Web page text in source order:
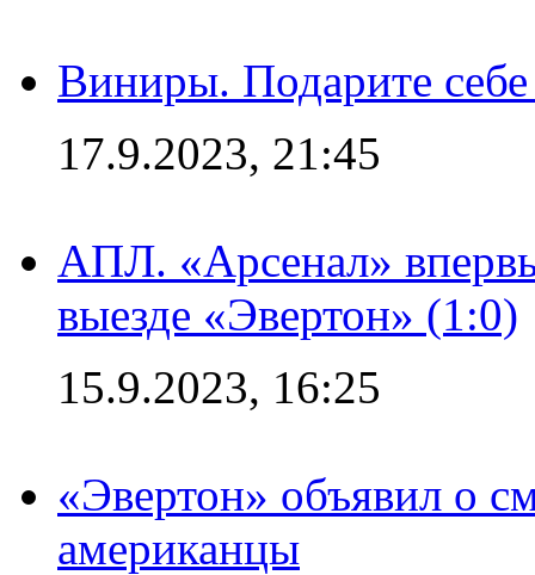
Виниры. Подарите
17.9.2023, 21:45
АПЛ. «Арсенал»
выезде «Эвертон» (1:0)
15.9.2023, 16:25
«Эвертон» объявил о
американцы